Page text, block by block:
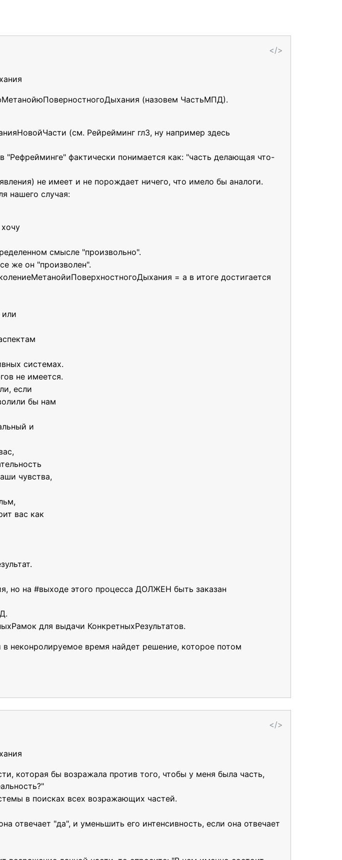
</>
(назовем ЧастьМПД).
(см. Рейрейминг гл3, ну например здесь
"Рефрейминге" фактически понимается как: "часть делающая что-
не имеет и не порождает ничего, что имело бы аналоги.
нашего случая:
смысле "произвольно".
же он "произволен".
= а в итоге достигается
системах.
не имеется.
если
бы нам
и
чувства,
вас как
но на #выходе этого процесса ДОЛЖЕН быть заказан
для выдачи КонкретныхРезультатов.
неконролируемое время найдет решение, которое потом
</>
которая бы возражала против того, чтобы у меня была часть,
в поисках всех возражающих частей.
отвечает "да", и уменьшить его интенсивность, если она отвечает